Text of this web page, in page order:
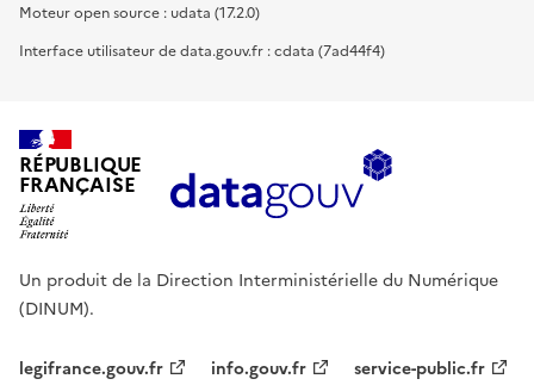
Moteur open source : udata (17.2.0)
Interface utilisateur de data.gouv.fr : cdata (7ad44f4)
RÉPUBLIQUE
FRANÇAISE
Un produit de la Direction Interministérielle du Numérique
(DINUM).
legifrance.gouv.fr info.gouv.fr service-public.fr